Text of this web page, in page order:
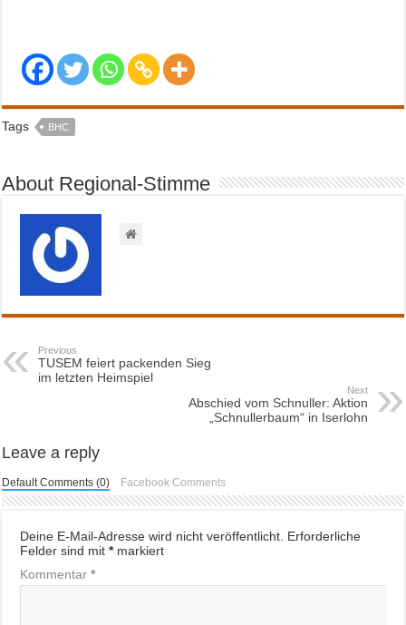
Tags BHC
About Regional-Stimme
Previous
TUSEM feiert packenden Sieg
im letzten Heimspiel
Next
Abschied vom Schnuller: Aktion
„Schnullerbaum“ in Iserlohn
Leave a reply
Default Comments (0) Facebook Comments
Deine E-Mail-Adresse wird nicht veröffentlicht. Erforderliche
Felder sind mit*markiert
Kommentar*